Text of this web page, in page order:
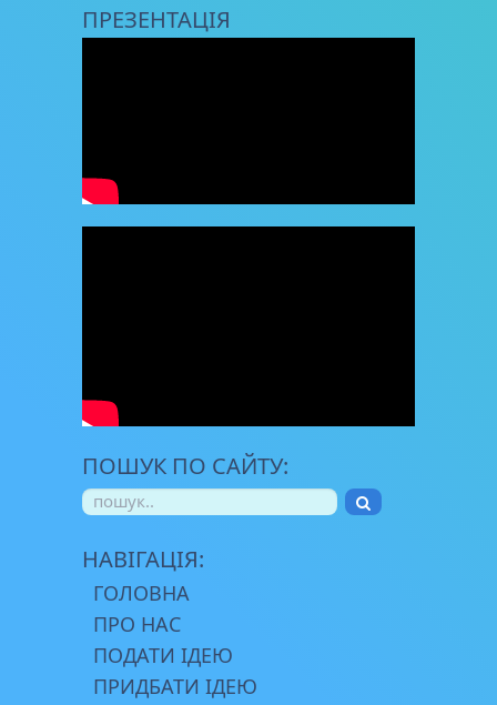
ПРЕЗЕНТАЦІЯ
ПОШУК ПО САЙТУ:
НАВІГАЦІЯ:
ГОЛОВНА
ПРО НАС
ПОДАТИ ІДЕЮ
ПРИДБАТИ ІДЕЮ